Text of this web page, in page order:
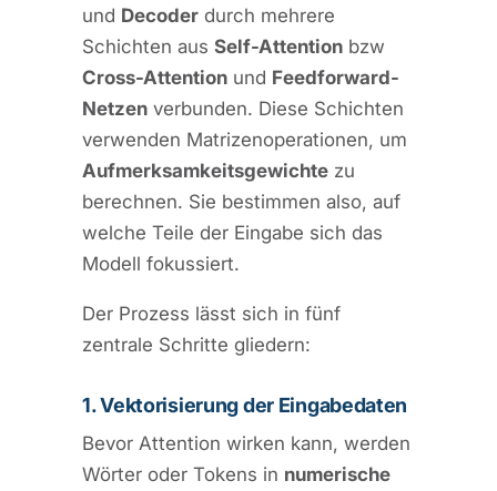
und Decoder durch mehrere
Schichten aus Self-Attention bzw
Cross-Attention und Feedforward-
Netzen verbunden. Diese Schichten
verwenden Matrizenoperationen, um
Aufmerksamkeitsgewichte zu
berechnen. Sie bestimmen also, auf
welche Teile der Eingabe sich das
Modell fokussiert.
Der Prozess lässt sich in fünf
zentrale Schritte gliedern:
1. Vektorisierung der Eingabedaten
Bevor Attention wirken kann, werden
Wörter oder Tokens in numerische